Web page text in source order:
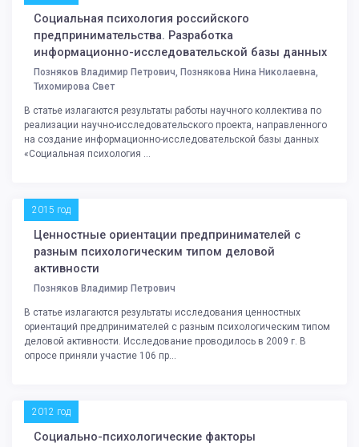
Социальная психология российского
предпринимательства. Разработка
информационно-исследовательской базы данных
Позняков Владимир Петрович, Познякова Нина Николаевна,
Тихомирова Свет
В статье излагаются результаты работы научного коллектива по
реализации научно-исследовательского проекта, направленного
на создание информационно-исследовательской базы данных
«Социальная психология ...
2015 год
Ценностные ориентации предпринимателей с
разным психологическим типом деловой
активности
Позняков Владимир Петрович
В статье излагаются результаты исследования ценностных
ориентаций предпринимателей с разным психологическим типом
деловой активности. Исследование проводилось в 2009 г. В
опросе приняли участие 106 пр...
2012 год
Социально-психологические факторы